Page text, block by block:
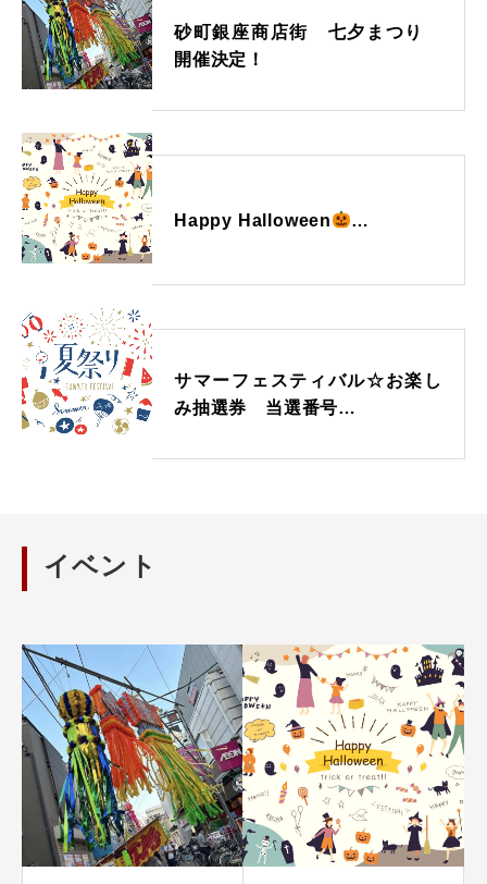
砂町銀座商店街 七夕まつり
開催決定！
Happy Halloween …
サマーフェスティバル☆お楽し
み抽選券 当選番号…
イベント